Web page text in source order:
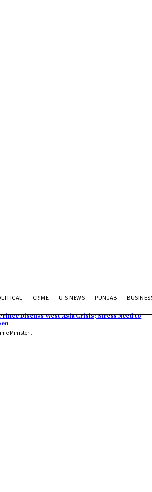
CRIME U.S NEWS PUNJAB
Discuss West Asia Crisis; Stress Need to
Minister...